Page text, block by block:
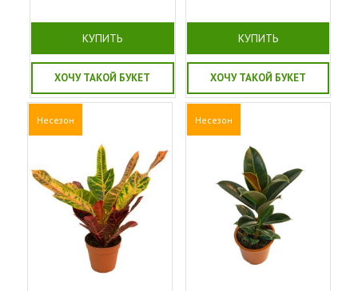
КУПИТЬ
ХОЧУ ТАКОЙ БУКЕТ
КУПИТЬ
ХОЧУ ТАКОЙ БУКЕТ
Несезон Несезон